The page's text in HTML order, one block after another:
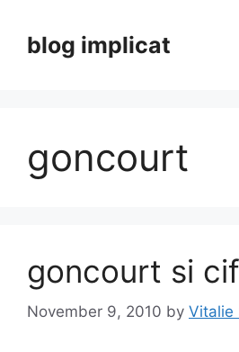
contentblog implicat
goncourt
goncourt si
November 9, 2010 by Vitalie